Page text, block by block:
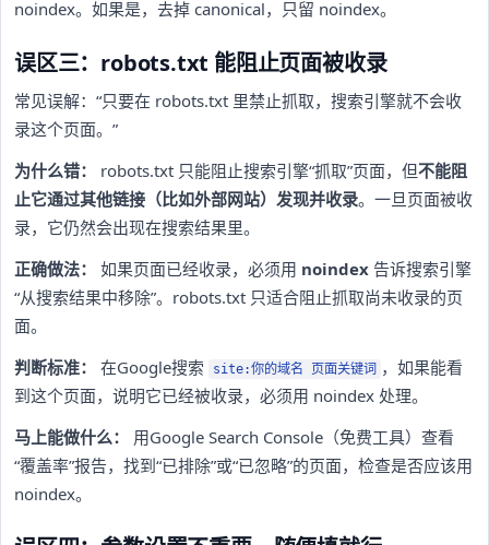
noindex。如果是，去掉 canonical，只留 noindex。
误区三：robots.txt 能阻止页面被收录
常见误解：“只要在 robots.txt 里禁止抓取，搜索引擎就不会收
录这个页面。”
为什么错：
robots.txt 只能阻止搜索引擎“抓取”页面，但不能阻
止它通过其他链接（比如外部网站）发现并收录。一旦页面被收
录，它仍然会出现在搜索结果里。
正确做法：
如果页面已经收录，必须用 noindex 告诉搜索引擎
“从搜索结果中移除”。robots.txt 只适合阻止抓取尚未收录的页
面。
判断标准：
在Google搜索 site:你的域名 页面关键词 ，如果能看
到这个页面，说明它已经被收录，必须用 noindex 处理。
马上能做什么：
用Google Search Console（免费工具）查看
“覆盖率”报告，找到“已排除”或“已忽略”的页面，检查是否应该用
noindex。